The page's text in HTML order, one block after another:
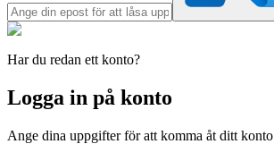
Har du redan ett konto?
Logga in på konto
Ange dina uppgifter för att komma åt ditt konto